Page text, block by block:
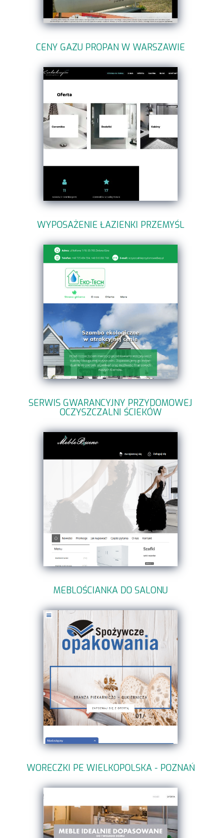
CENY GAZU PROPAN W WARSZAWIE
WYPOSAŻENIE ŁAZIENKI PRZEMYŚL
SERWIS GWARANCYJNY PRZYDOMOWEJ
OCZYSZCZALNI ŚCIEKÓW
MEBLOŚCIANKA DO SALONU
WORECZKI PE WIELKOPOLSKA - POZNAŃ